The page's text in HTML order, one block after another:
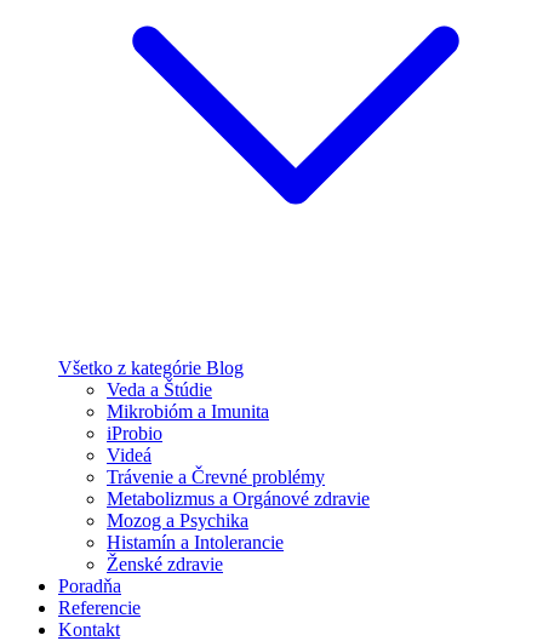
Všetko z kategórie Blog
Veda a Štúdie
Mikrobióm a Imunita
iProbio
Videá
Trávenie a Črevné problémy
Metabolizmus a Orgánové zdravie
Mozog a Psychika
Histamín a Intolerancie
Ženské zdravie
Poradňa
Referencie
Kontakt